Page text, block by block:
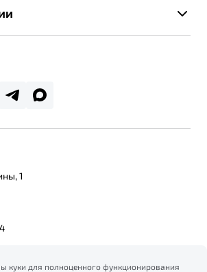
1
куки для полноценного функционирования